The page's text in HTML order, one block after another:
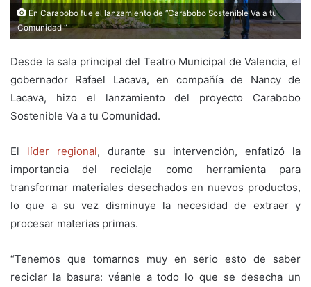
En Carabobo fue el lanzamiento de “Carabobo Sostenible Va a tu
Comunidad “
Desde la sala principal del Teatro Municipal de Valencia, el
gobernador Rafael Lacava, en compañía de Nancy de
Lacava, hizo el lanzamiento del proyecto Carabobo
Sostenible Va a tu Comunidad.
El líder regional, durante su intervención, enfatizó la
importancia del reciclaje como herramienta para
transformar materiales desechados en nuevos productos,
lo que a su vez disminuye la necesidad de extraer y
procesar materias primas.
“Tenemos que tomarnos muy en serio esto de saber
reciclar la basura: véanle a todo lo que se desecha un